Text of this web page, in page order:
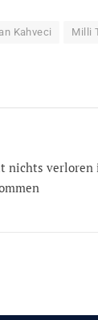
Kahveci Milli
nichts